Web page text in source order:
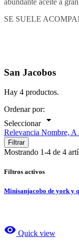
SE SUELE
San Jacobos
Hay 4 productos.
Ordenar por:
Seleccionar 
Relevancia Nombre, A
Filtrar
Mostrando 1-4 de 4
Filtros activos
Minisanjacobo de york y
visibility Quick view